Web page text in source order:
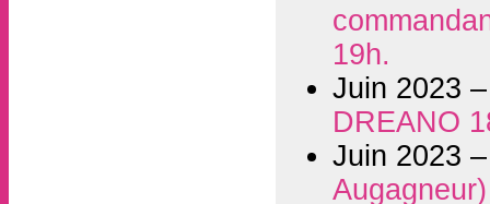
19h.
Juin 2023
DREANO
Juin 2023
Augagneur)